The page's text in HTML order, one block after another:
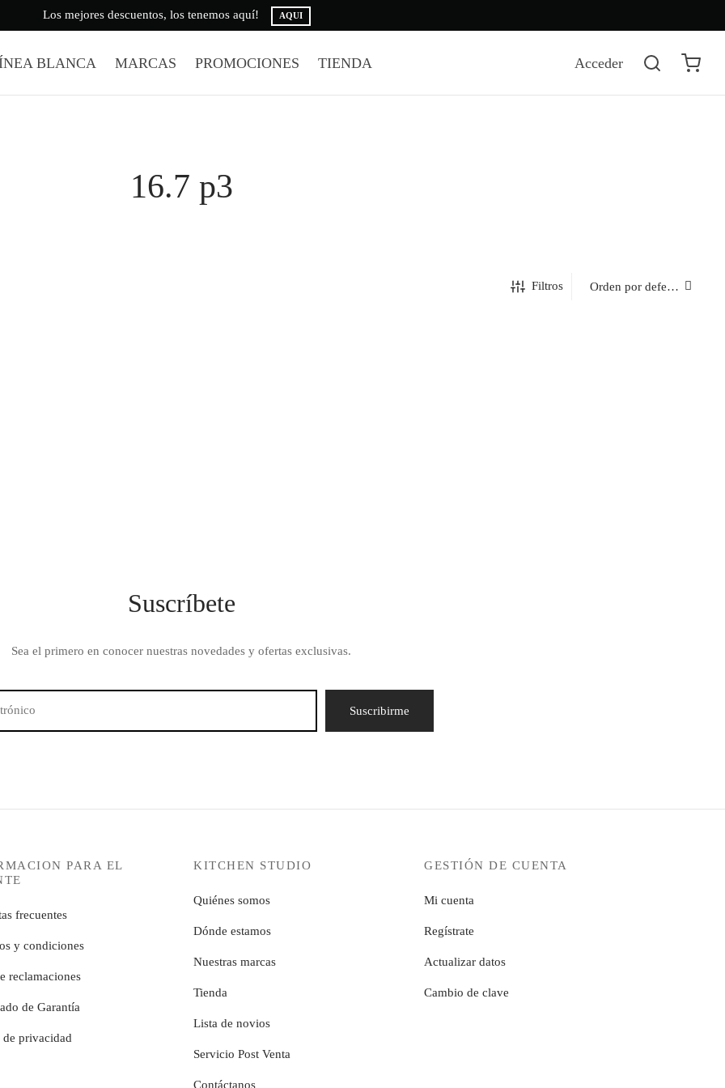
Los mejores descuentos, los tenemos aquí! AQUI
BLANCA MARCAS PROMOCIONES TIENDA Acceder
16.7 p3
Filtros
Suscríbete
Sea el primero en conocer nuestras novedades y ofertas exclusivas.
PARA EL
frecuentes
y condiciones
reclamaciones
de Garantía
de privacidad
KITCHEN STUDIO
Quiénes somos
Dónde estamos
Nuestras marcas
Tienda
Lista de novios
Servicio Post Venta
Contáctanos
GESTIÓN DE CUENTA
Mi cuenta
Regístrate
Actualizar datos
Cambio de clave